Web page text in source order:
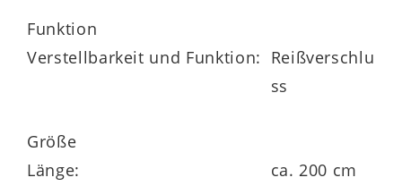
Höhe von ca. 21 cm erfüllt sie höchste
Ansprüche an gesunden Schlafkomfort.
Funktion
Verstellbarkeit und Funktion: Reißverschlu
ss
Größe
Länge:
ca. 200 cm